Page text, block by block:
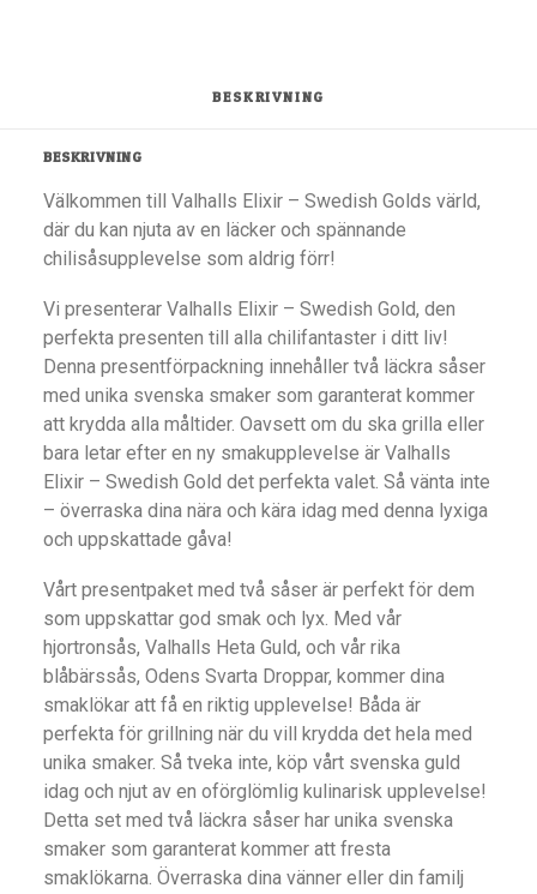
BESKRIVNING
BESKRIVNING
Välkommen till Valhalls Elixir – Swedish Golds värld,
där du kan njuta av en läcker och spännande
chilisåsupplevelse som aldrig förr!
Vi presenterar Valhalls Elixir – Swedish Gold, den
perfekta presenten till alla chilifantaster i ditt liv!
Denna presentförpackning innehåller två läckra såser
med unika svenska smaker som garanterat kommer
att krydda alla måltider. Oavsett om du ska grilla eller
bara letar efter en ny smakupplevelse är Valhalls
Elixir – Swedish Gold det perfekta valet. Så vänta inte
– överraska dina nära och kära idag med denna lyxiga
och uppskattade gåva!
Vårt presentpaket med två såser är perfekt för dem
som uppskattar god smak och lyx. Med vår
hjortronsås, Valhalls Heta Guld, och vår rika
blåbärssås, Odens Svarta Droppar, kommer dina
smaklökar att få en riktig upplevelse! Båda är
perfekta för grillning när du vill krydda det hela med
unika smaker. Så tveka inte, köp vårt svenska guld
idag och njut av en oförglömlig kulinarisk upplevelse!
Detta set med två läckra såser har unika svenska
smaker som garanterat kommer att fresta
smaklökarna. Överraska dina vänner eller din familj